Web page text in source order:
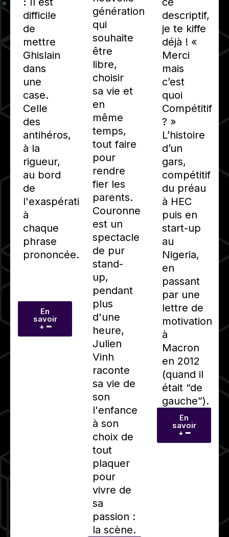
difficile
de
mettre
Ghislain
dans
une
case.
Celle
des
antihéros,
à la
rigueur,
au bord
de
l'exaspération
à
chaque
phrase
prononcée.
En
savoir
+ ━
génération
qui
souhaite
être
libre,
choisir
sa vie et
en
même
temps,
tout faire
pour
rendre
fier les
parents.
Couronne
est un
spectacle
de pur
stand-
up,
pendant
plus
d'une
heure,
Julien
Vinh
raconte
sa vie de
son
l'enfance
à son
choix de
tout
plaquer
pour
vivre de
sa
passion :
la scène.
descriptif,
je te kiffe
déjà ! «
Merci
mais
c’est
quoi
Compétitif
? »
L’histoire
d’un
gars,
compétitif
du préau
à HEC
puis en
start-up
au
Nigeria,
en
passant
par une
lettre de
motivation
à
Macron
en 2012
(quand il
était “de
gauche”).
En
savoir
+ ━